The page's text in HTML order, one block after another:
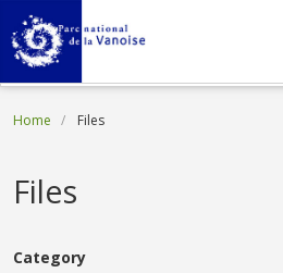
Skip to main content
Breadcrumb
Home Files
Files
Category